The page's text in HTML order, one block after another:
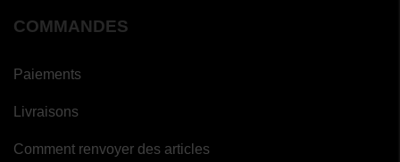
COMMANDES
Paiements
Livraisons
Comment renvoyer des articles